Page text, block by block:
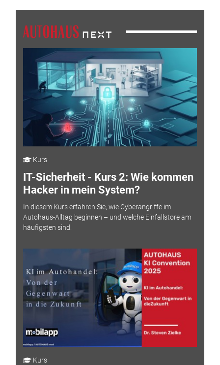
Kurs
IT-Sicherheit - Kurs 2: Wie kommen
Hacker in mein System?
In diesem Kurs erfahren Sie, wie Cyberangriffe im
Autohaus-Alltag beginnen – und welche Einfallstore am
häufigsten sind.
Kurs